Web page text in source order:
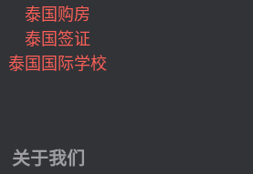
BTS Saint Louis (2)
Sala Daeng (13)
Sanam Ki La (2)
BTS Surasak (30)
泰国购房
泰国签证
泰国国际学校
关于我们